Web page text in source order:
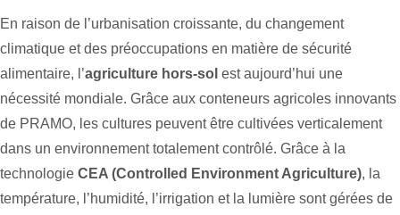
En raison de l’urbanisation croissante, du changement
climatique et des préoccupations en matière de sécurité
alimentaire, l’agriculture hors-sol est aujourd’hui une
nécessité mondiale. Grâce aux conteneurs agricoles innovants
de PRAMO, les cultures peuvent être cultivées verticalement
dans un environnement totalement contrôlé. Grâce à la
technologie CEA (Controlled Environment Agriculture), la
température, l’humidité, l’irrigation et la lumière sont gérées de